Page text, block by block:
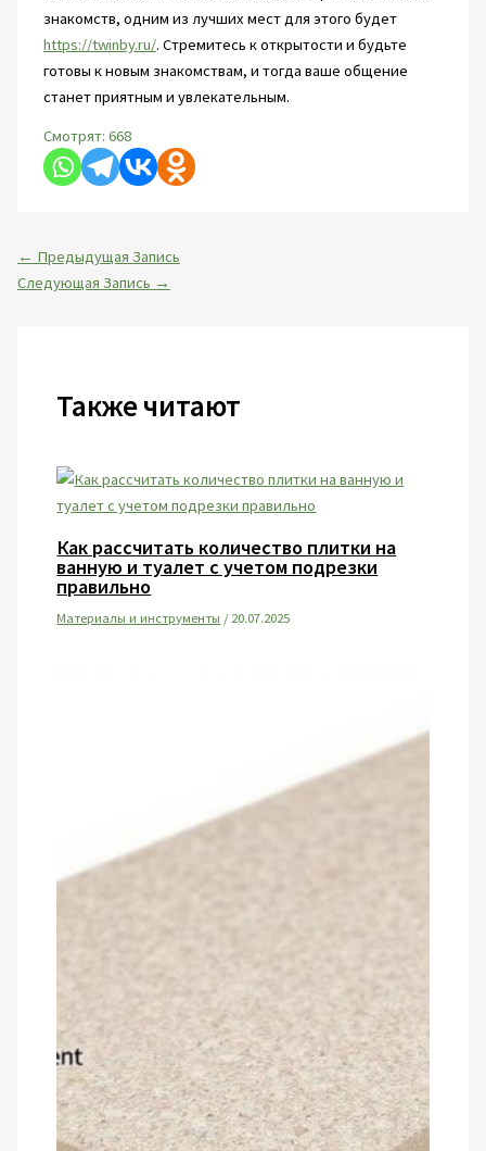
знакомств, одним из лучших мест для этого будет
https://twinby.ru/. Стремитесь к открытости и будьте
готовы к новым знакомствам, и тогда ваше общение
станет приятным и увлекательным.
Смотрят: 668
← Предыдущая Запись
Следующая Запись →
Также читают
Как рассчитать количество плитки на
ванную и туалет с учетом подрезки
правильно
Материалы и инструменты /20.07.2025